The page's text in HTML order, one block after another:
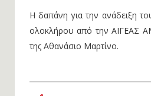
Η δαπάνη για την ανάδειξη
ολοκλήρου από την ΑΙΓΕΑΣ
της Αθανάσιο Μαρτίνο.